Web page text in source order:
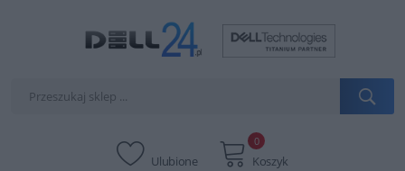
Ulubione Koszyk
0